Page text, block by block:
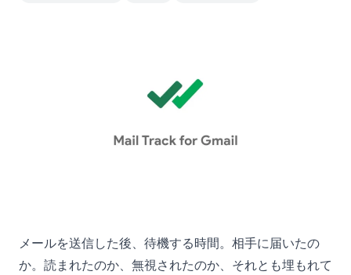
メールを送信した後、待機する時間。相手に届いたの
か。読まれたのか、無視されたのか、それとも埋もれて